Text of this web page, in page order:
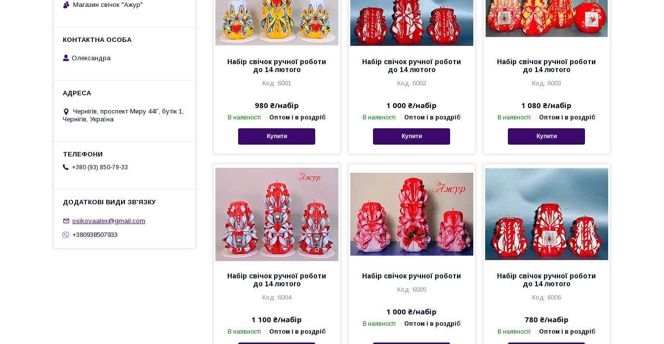
Набір свічок ручної роботи
до 14 лютого
6001
980 ₴/набір
В наявності Оптом і в роздріб
Купити
Набір свічок ручної роботи
до 14 лютого
6002
1 000 ₴/набір
В наявності Оптом і в роздріб
Купити
Набір свічок ручної роботи
до 14 лютого
6003
1 080 ₴/набір
В наявності Оптом і в роздріб
Купити
Набір свічок ручної роботи
до 14 лютого
6004
1 100 ₴/набір
В наявності Оптом і в роздріб
Набір свічок ручної роботи
6005
1 000 ₴/набір
В наявності Оптом і в роздріб
Набір свічок ручної роботи
до 14 лютого
6006
780 ₴/набір
В наявності Оптом і в роздріб
Магазин свічок "Ажур"
Олександра
Чернігів, проспект Миру 44Г, бутік 1,
Чернігів, Україна
+380 (93) 850-79-33
osikovaalex@gmail.com
+380938507933